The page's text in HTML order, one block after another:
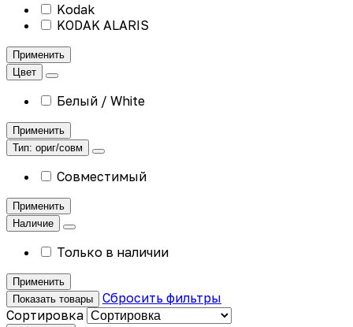
Kodak
KODAK ALARIS
Применить
Цвет
Белый / White
Применить
Тип: ориг/совм
Совместимый
Применить
Наличие
Только в наличии
Применить
Показать товары
Сбросить фильтры
Сортировка